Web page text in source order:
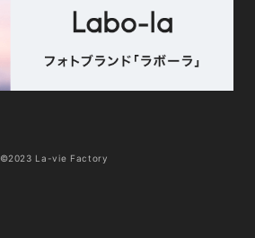
©2023 La-vie Factory